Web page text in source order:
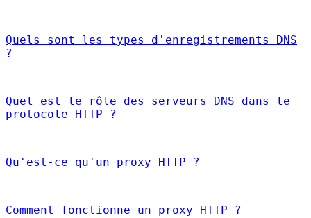
Quels sont les types d'enregistrements DNS
?
Quel est le rôle des serveurs DNS dans le
protocole HTTP ?
Qu'est-ce qu'un proxy HTTP ?
Comment fonctionne un proxy HTTP ?